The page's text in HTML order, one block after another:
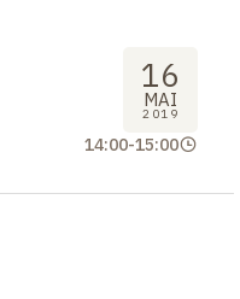
16
MAI
2019
14:00-15:00